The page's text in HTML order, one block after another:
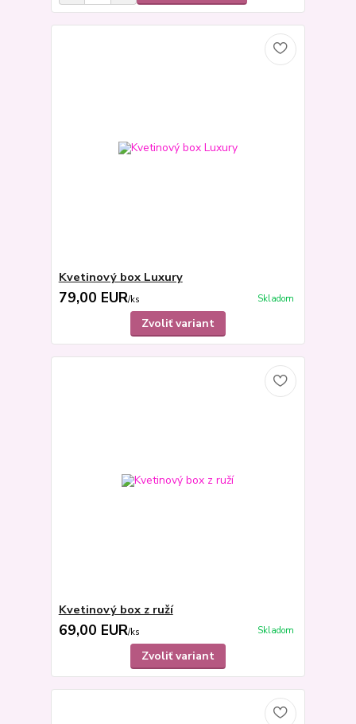
Kvetinový box Luxury
79,00 EUR/ks Skladom
Zvoliť variant
Kvetinový box z ruží
69,00 EUR/ks Skladom
Zvoliť variant